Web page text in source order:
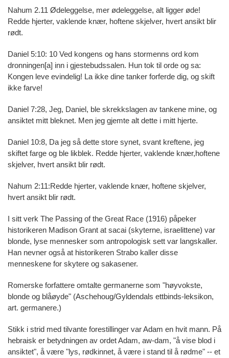
Nahum 2.11 Ødeleggelse, mer ødeleggelse, alt ligger øde!
Redde hjerter, vaklende knær, hoftene skjelver, hvert ansikt blir
rødt.
Daniel 5:10: 10 Ved kongens og hans stormenns ord kom
dronningen[a] inn i gjestebudssalen. Hun tok til orde og sa:
Kongen leve evindelig! La ikke dine tanker forferde dig, og skift
ikke farve!
Daniel 7:28, Jeg, Daniel, ble skrekkslagen av tankene mine, og
ansiktet mitt bleknet. Men jeg gjemte alt dette i mitt hjerte.
Daniel 10:8, Da jeg så dette store synet, svant kreftene, jeg
skiftet farge og ble likblek. Redde hjerter, vaklende knær,hoftene
skjelver, hvert ansikt blir rødt.
Nahum 2:11:Redde hjerter, vaklende knær, hoftene skjelver,
hvert ansikt blir rødt.
I sitt verk The Passing of the Great Race (1916) påpeker
historikeren Madison Grant at sacai (skyterne, israelittene) var
blonde, lyse mennesker som antropologisk sett var langskaller.
Han nevner også at historikeren Strabo kaller disse
menneskene for skytere og sakasener.
Romerske forfattere omtalte germanerne som "høyvokste,
blonde og blåøyde" (Aschehoug/Gyldendals ettbinds-leksikon,
art. germanere.)
Stikk i strid med tilvante forestillinger var Adam en hvit mann. På
hebraisk er betydningen av ordet Adam, aw-dam, "å vise blod i
ansiktet", å være "lys, rødkinnet, å være i stand til å rødme" -- et